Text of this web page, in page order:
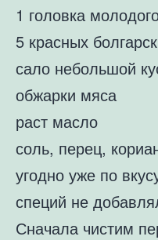
1 головка
5 красных
сало небольшой
обжарки мяса
раст масло
соль, перец,
угодно уже по
специй не
Сначала чистим